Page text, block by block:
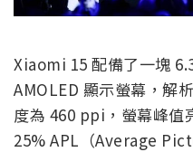
Xiaomi 15 配備了一塊
AMOLED 顯示螢幕，解
度為 460 ppi，螢幕峰值
25% APL（Average